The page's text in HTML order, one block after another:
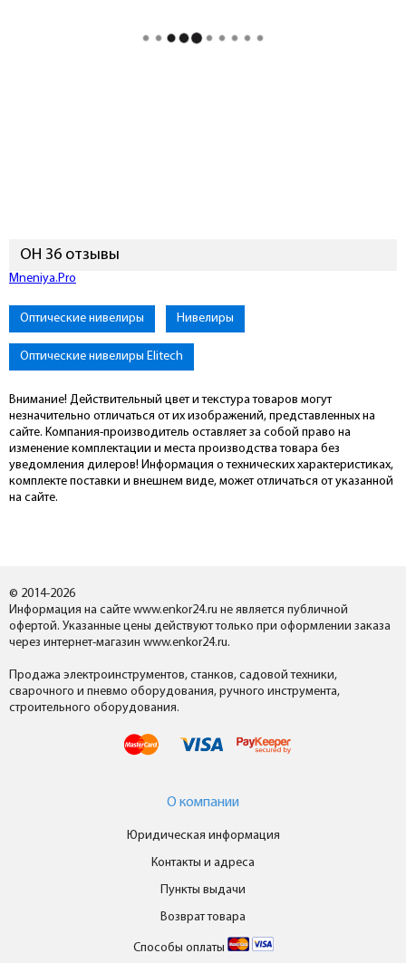
ОН 36 отзывы
Подключиться к Mneniya.Pro
Оптические нивелиры Нивелиры
Оптические нивелиры Elitech
Внимание! Действительный цвет и текстура товаров могут
незначительно отличаться от их изображений, представленных на
сайте. Компания-производитель оставляет за собой право на
изменение комплектации и места производства товара без
уведомления дилеров! Информация о технических характеристиках,
комплекте поставки и внешнем виде, может отличаться от указанной
на сайте.
© 2014-2026
Информация на сайте www.enkor24.ru не является публичной
офертой. Указанные цены действуют только при оформлении заказа
через интернет-магазин www.enkor24.ru.
Продажа электроинструментов, станков, садовой техники,
сварочного и пневмо оборудования, ручного инструмента,
строительного оборудования.
О компании
Юридическая информация
Контакты и адреса
Пункты выдачи
Возврат товара
Способы оплаты